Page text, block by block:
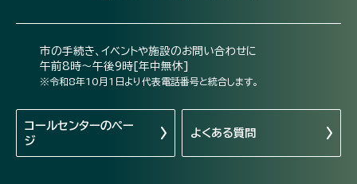
市の手続き、イベントや施設のお問い合わせに
午前8時～午後9時[年中無休]
※令和8年10月1日より代表電話番号と統合します。
コールセンターのペー
ジ
よくある質問